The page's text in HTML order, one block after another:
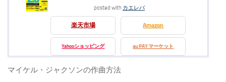
posted with カエレバ
楽天市場 Amazon
Yahooショッピング au PAY マーケット
マイケル・ジャクソンの作曲方法